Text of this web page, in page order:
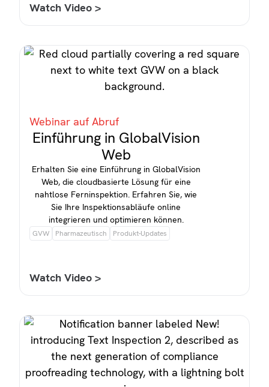
Watch Video >
Webinar auf Abruf
Einführung in GlobalVision
Web
Erhalten Sie eine Einführung in GlobalVision
Web, die cloudbasierte Lösung für eine
nahtlose Ferninspektion. Erfahren Sie, wie
Sie Ihre Inspektionsabläufe online
integrieren und optimieren können.
GVW Pharmazeutisch Produkt-Updates
Watch Video >